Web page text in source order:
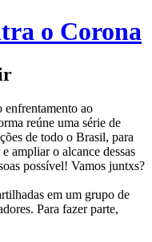
o Corona
enfrentamento ao
reúne uma série de
de todo o Brasil, para
ampliar o alcance dessas
possível! Vamos juntxs?
em um grupo de
Para fazer parte,